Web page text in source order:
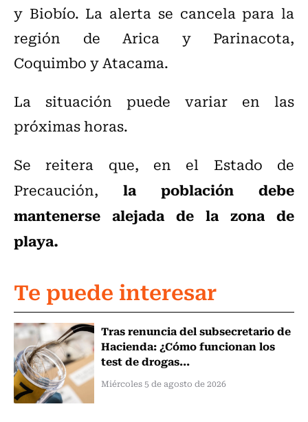
y Biobío. La alerta se cancela para la
región de Arica y Parinacota,
Coquimbo y Atacama.
La situación puede variar en las
próximas horas.
Se reitera que, en el Estado de
Precaución, la población debe
mantenerse alejada de la zona de
playa.
Te puede interesar
Tras renuncia del subsecretario de
Hacienda: ¿Cómo funcionan los
test de drogas...
Miércoles 5 de agosto de 2026